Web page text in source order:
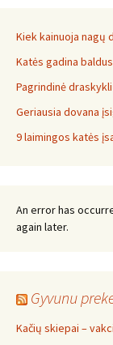
Kiek kainuoja nagų
Katės gadina
Pagrindinė
Geriausia dovana
9 laimingos katės
An error has
again later.
Gyvunu
Kačių skiepai –